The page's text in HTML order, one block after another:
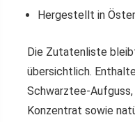
Hergestellt in
Die Zutatenliste
übersichtlich.
Schwarztee-
Konzentrat sowie